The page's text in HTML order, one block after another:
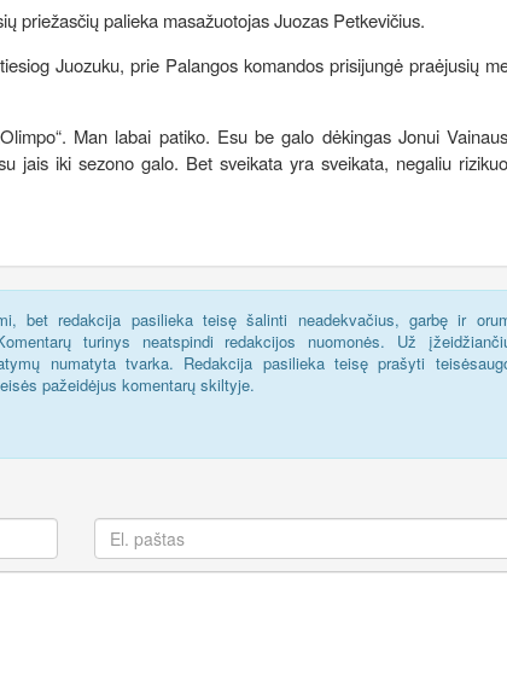
priežasčių palieka masažuotojas Juozas Petkevičius.
Juozuku, prie Palangos komandos prisijungė praėjusių
Man labai patiko. Esu be galo dėkingas Jonui
jais iki sezono galo. Bet sveikata yra sveikata, negaliu
bet redakcija pasilieka teisę šalinti neadekvačius, garbę ir
turinys neatspindi redakcijos nuomonės. Už
numatyta tvarka. Redakcija pasilieka teisę prašyti
pažeidėjus komentarų skiltyje.